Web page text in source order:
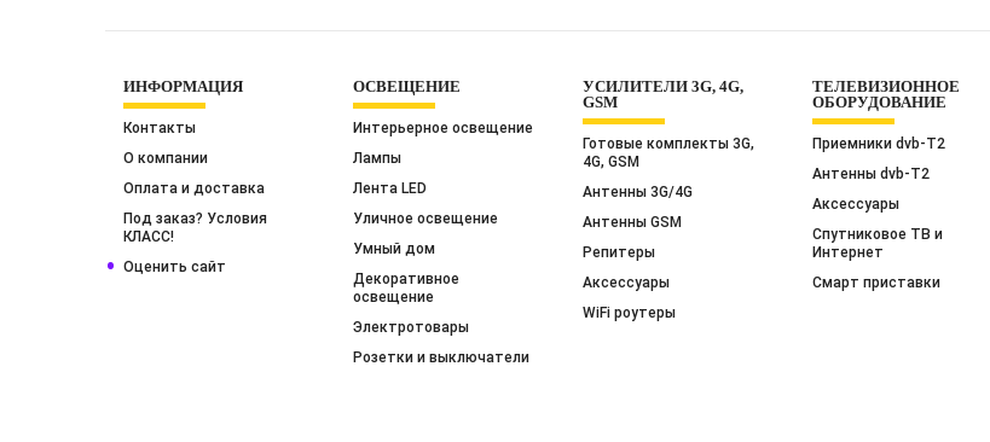
ИНФОРМАЦИЯ
Контакты
О компании
Оплата и доставка
Под заказ? Условия
КЛАСС!
Оценить сайт
ОСВЕЩЕНИЕ
Интерьерное освещение
Лампы
Лента LED
Уличное освещение
Умный дом
Декоративное
освещение
Электротовары
Розетки и выключатели
УСИЛИТЕЛИ 3G, 4G,
GSM
Готовые комплекты 3G,
4G, GSM
Антенны 3G/4G
Антенны GSM
Репитеры
Аксессуары
WiFi роутеры
ТЕЛЕВИЗИОННОЕ
ОБОРУДОВАНИЕ
Приемники dvb-T2
Антенны dvb-T2
Аксессуары
Спутниковое ТВ и
Интернет
Смарт приставки